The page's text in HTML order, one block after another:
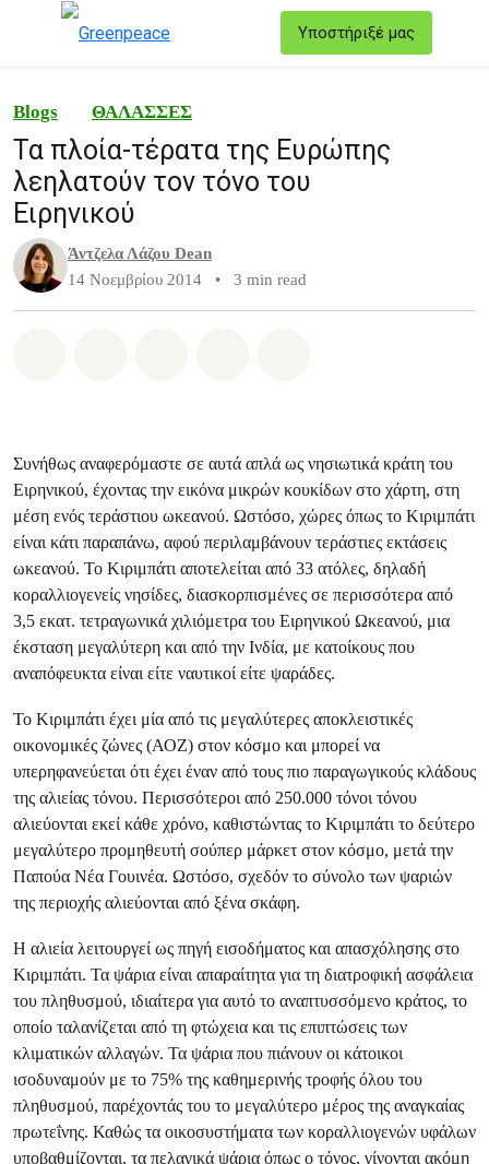
Υποστήριξέ μας
Blogs ΘΑΛΑΣΣΕΣ
Τα πλοία-τέρατα της Ευρώπης
λεηλατούν τον τόνο του
Ειρηνικού
Άντζελα Λάζου Dean
14 Νοεμβρίου 2014
• 3 min read
Συνήθως αναφερόμαστε σε αυτά απλά ως νησιωτικά κράτη του
Ειρηνικού, έχοντας την εικόνα μικρών κουκίδων στο χάρτη, στη
μέση ενός τεράστιου ωκεανού. Ωστόσο, χώρες όπως το Κιριμπάτι
είναι κάτι παραπάνω, αφού περιλαμβάνουν τεράστιες εκτάσεις
ωκεανού. Το Κιριμπάτι αποτελείται από 33 ατόλες, δηλαδή
κοραλλιογενείς νησίδες, διασκορπισμένες σε περισσότερα από
3,5 εκατ. τετραγωνικά χιλιόμετρα του Ειρηνικού Ωκεανού, μια
έκσταση μεγαλύτερη και από την Ινδία, με κατοίκους που
αναπόφευκτα είναι είτε ναυτικοί είτε ψαράδες.
Το Κιριμπάτι έχει μία από τις μεγαλύτερες αποκλειστικές
οικονομικές ζώνες (ΑΟΖ) στον κόσμο και μπορεί να
υπερηφανεύεται ότι έχει έναν από τους πιο παραγωγικούς κλάδους
της αλιείας τόνου. Περισσότεροι από 250.000 τόνοι τόνου
αλιεύονται εκεί κάθε χρόνο, καθιστώντας το Κιριμπάτι το δεύτερο
μεγαλύτερο προμηθευτή σούπερ μάρκετ στον κόσμο, μετά την
Παπούα Νέα Γουινέα. Ωστόσο, σχεδόν το σύνολο των ψαριών
της περιοχής αλιεύονται από ξένα σκάφη.
Η αλιεία λειτουργεί ως πηγή εισοδήματος και απασχόλησης στο
Κιριμπάτι. Τα ψάρια είναι απαραίτητα για τη διατροφική ασφάλεια
του πληθυσμού, ιδιαίτερα για αυτό το αναπτυσσόμενο κράτος, το
οποίο ταλανίζεται από τη φτώχεια και τις επιπτώσεις των
κλιματικών αλλαγών. Τα ψάρια που πιάνουν οι κάτοικοι
ισοδυναμούν με το 75% της καθημερινής τροφής όλου του
πληθυσμού, παρέχοντάς του το μεγαλύτερο μέρος της αναγκαίας
πρωτεΐνης. Καθώς τα οικοσυστήματα των κοραλλιογενών υφάλων
υποβαθμίζονται, τα πελαγικά ψάρια όπως ο τόνος, γίνονται ακόμη